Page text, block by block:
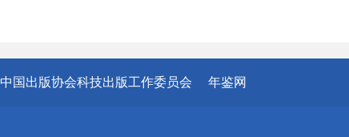
中国出版协会科技出版工作委员会 年鉴网